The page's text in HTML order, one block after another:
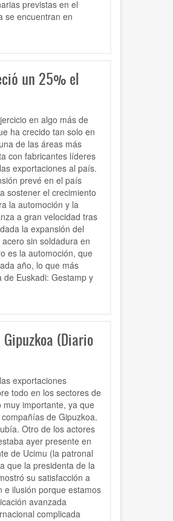
previstas en el
se encuentran en
un 25% el
en algo más de
ha crecido tan solo en
de las áreas más
con fabricantes líderes
exportaciones al país.
prevé en el país
sostener el crecimiento
la automoción y la
a gran velocidad tras
la expansión del
sin soldadura en
es la automoción, que
año, lo que más
Euskadi: Gestamp y
(Diario
exportaciones
todo en los sectores de
importante, ya que
de Gipuzkoa.
Otro de los actores
ayer presente en
de Ucimu (la patronal
que la presidenta de la
su satisfacción a
e ilusión porque estamos
avanzada
complicada